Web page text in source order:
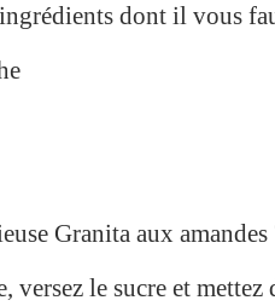
dont il vous
Granita aux amandes
versez le sucre et